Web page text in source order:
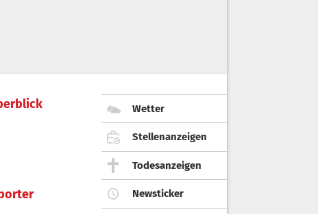
Wetter
Stellenanzeigen
Todesanzeigen
Newsticker